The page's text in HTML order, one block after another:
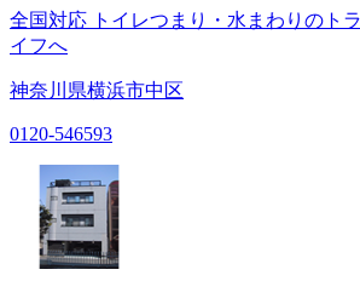
全国対応 トイレつまり・水まわりのト
イフへ
神奈川県横浜市中区
0120-546593